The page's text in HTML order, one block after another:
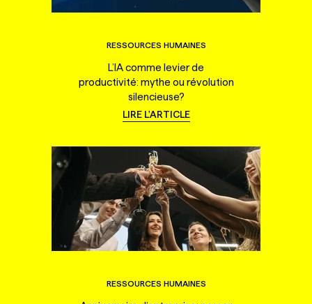
RESSOURCES HUMAINES
L’IA comme levier de
productivité: mythe ou révolution
silencieuse?
LIRE L'ARTICLE
RESSOURCES HUMAINES